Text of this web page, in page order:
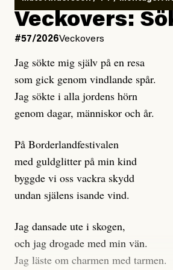
Kuhn och Sassarinis-McGowan
Dagens ETC arbetar med
klickbete är inte intressant för
Journalistiken är låst. En klatschig
gör förhoppningsvis att en nyfiken
prenumeration, men den avslutas
dessa granskningar på olika källor,
en mängd intervjupersoner, inklusive
möjlighet att bemöta för såväl
engagera sig i Palestinarörelsen
grupper där Säpo-resursen samlade
Researchen är grundlig.
Veckovers:
#57/2026Veckovers
Jag sökte mig själv på en resa
som gick genom vindlande spår.
Jag sökte i alla jordens hörn
genom dagar, människor och år.
På Borderlandfestivalen
med guldglitter på min kind
byggde vi oss vackra skydd
undan själens isande vind.
Jag dansade ute i skogen,
och jag drogade med min vän.
Jag läste om charmen med tarmen.